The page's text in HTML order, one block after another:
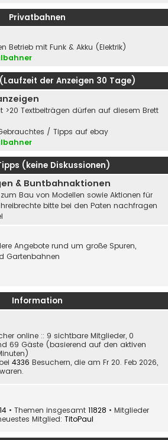
Privatbahnen
Betrieb mit Funk & Akku (Elektrik)
der Anzeigen 30 Tage)
>20 Textbeiträgen dürfen auf diesem Brett
/ Tipps auf ebay
(keine Diskussionen)
& Buntbahnaktionen
Bau von Modellen sowie Aktionen für
bitte bei den Paten nachfragen
Angebote rund um große Spuren,
Gartenbahnen
Information
online :: 9 sichtbare Mitglieder, 0
69 Gäste (basierend auf den aktiven
4336 Besuchern, die am Fr 20. Feb 2026,
• Themen insgesamt 11828 • Mitglieder
Mitglied: TitoPaul